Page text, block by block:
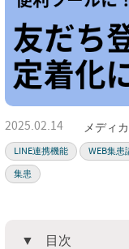
2025.02.14 メディ
LINE連携機能 WEB集患
集患
目次